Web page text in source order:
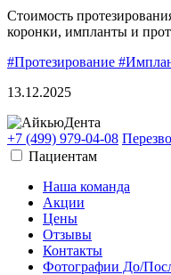
Стоимость
коронки, импланты и
#Протезирование
13.12.2025
+7 (499) 979-04-08
Пациентам
Наша команда
Акции
Цены
Отзывы
Контакты
Фотографии До/